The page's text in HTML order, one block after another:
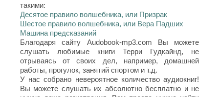
такими:
Десятое правило волшебника, или Призрак
Шестое правило волшебника, или Вера Падших
Машина предсказаний
Благодаря сайту Audobook-mp3.com Вы можете
слушать любимые книги Терри Гудкайнд, не
отрываясь от своих дел, например, домашней
работы, прогулок, занятий спортом и т.д.
У нас собрано невероятное количество аудиокниг!
Вы можете слушать их абсолютно бесплатно и не